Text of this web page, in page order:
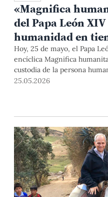
«Magnifica
del Papa León
humanidad en
Hoy, 25 de mayo, el Papa
encíclica Magnifica
custodia de la persona
inteligencia artificial y hace
25.05.2026